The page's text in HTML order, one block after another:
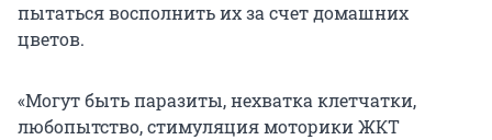
пытаться восполнить их за счет домашних
цветов.
«Могут быть паразиты, нехватка клетчатки,
любопытство, стимуляция моторики ЖКТ